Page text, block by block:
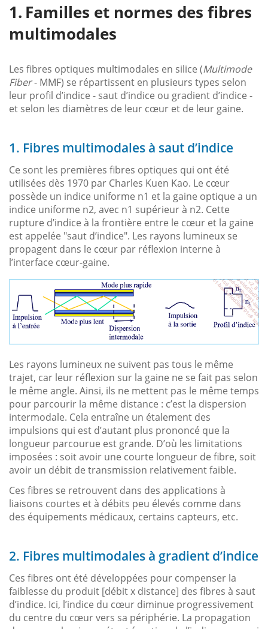
Familles et normes des fibres
multimodales
Les fibres optiques multimodales en silice (Multimode
Fiber- MMF) se répartissent en plusieurs types selon
leur profil d’indice - saut d’indice ou gradient d’indice -
et selon les diamètres de leur cœur et de leur gaine.
1. Fibres multimodales à saut d’indice
Ce sont les premières fibres optiques qui ont été
utilisées dès 1970 par Charles Kuen Kao. Le cœur
possède un indice uniforme n1 et la gaine optique a un
indice uniforme n2, avec n1 supérieur à n2. Cette
rupture d’indice à la frontière entre le cœur et la gaine
est appelée "saut d’indice". Les rayons lumineux se
propagent dans le cœur par réflexion interne à
l’interface cœur-gaine.
Les rayons lumineux ne suivent pas tous le même
trajet, car leur réflexion sur la gaine ne se fait pas selon
le même angle. Ainsi, ils ne mettent pas le même temps
pour parcourir la même distance : c’est la dispersion
intermodale. Cela entraîne un étalement des
impulsions qui est d’autant plus prononcé que la
longueur parcourue est grande. D’où les limitations
imposées : soit avoir une courte longueur de fibre, soit
avoir un débit de transmission relativement faible.
Ces fibres se retrouvent dans des applications à
liaisons courtes et à débits peu élevés comme dans
des équipements médicaux, certains capteurs, etc.
2. Fibres multimodales à gradient d’indice
Ces fibres ont été développées pour compenser la
faiblesse du produit [débit x distance] des fibres à saut
d’indice. Ici, l’indice du cœur diminue progressivement
du centre du cœur vers sa périphérie. La propagation